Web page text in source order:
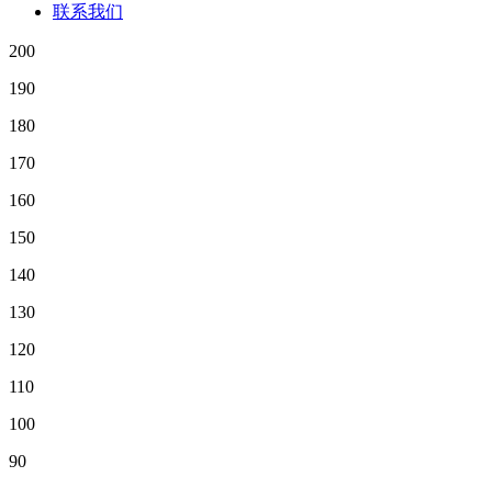
联系我们
200
190
180
170
160
150
140
130
120
110
100
90